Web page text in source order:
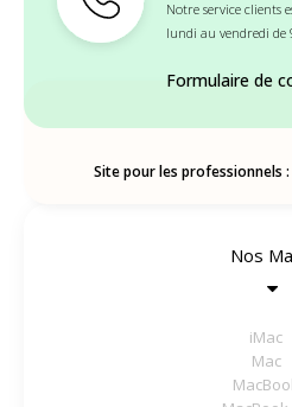
Notre service clients
lundi au vendredi de
Formulaire de
Site pour les professionnels :
Nos
iMac
Mac